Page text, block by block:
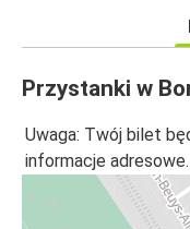
Przystanki w
Uwaga: Twój bilet
informacje adresowe.